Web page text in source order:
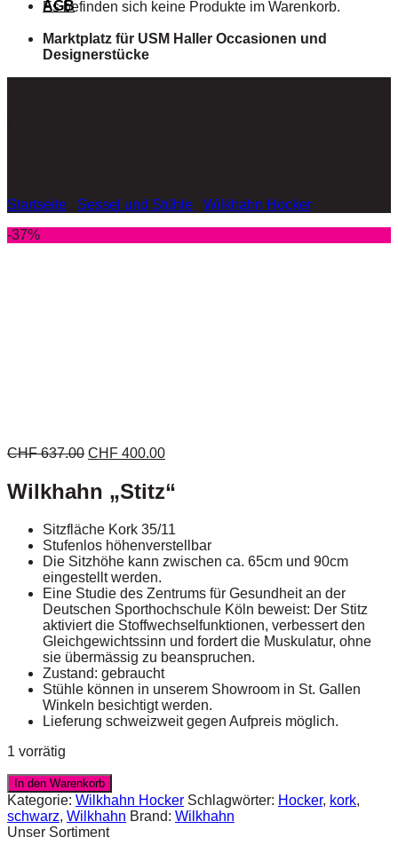
Es befinden sich keine Produkte im Warenkorb.
AGB
Marktplatz für USM Haller Occasionen und
Designerstücke
Startseite Sessel und Stühle
Wilkhahn Hocker
-37%
CHF637.00 CHF 400.00
Wilkhahn „Stitz“
Sitzfläche Kork 35/11
Stufenlos höhenverstellbar
Die Sitzhöhe kann zwischen ca. 65cm und 90cm
eingestellt werden.
Eine Studie des Zentrums für Gesundheit an der
Deutschen Sporthochschule Köln beweist: Der Stitz
aktiviert die Stoffwechselfunktionen, verbessert den
Gleichgewichtssinn und fordert die Muskulatur, ohne
sie übermässig zu beanspruchen.
Zustand: gebraucht
Stühle können in unserem Showroom in St. Gallen
Winkeln besichtigt werden.
Lieferung schweizweit gegen Aufpreis möglich.
1 vorrätig
In den Warenkorb
Kategorie: Wilkhahn Hocker Schlagwörter: Hocker, kork,
schwarz, Wilkhahn Brand: Wilkhahn
Unser Sortiment